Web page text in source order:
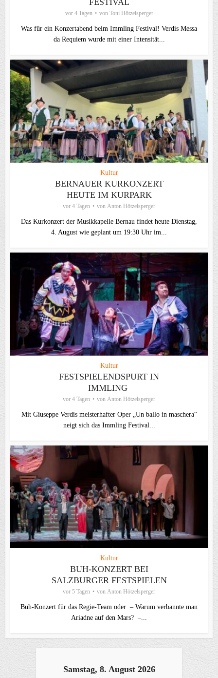
vor 4 Tagen von Toni Hötzelsperger
Was für ein Konzertabend beim Immling Festival! Verdis Messa
da Requiem wurde mit einer Intensität...
Kultur
BERNAUER KURKONZERT
HEUTE IM KURPARK
vor 4 Tagen von Anton Hötzelsperger
Das Kurkonzert der Musikkapelle Bernau findet heute Dienstag,
4. August wie geplant um 19:30 Uhr im...
Kultur
FESTSPIELENDSPURT IN
IMMLING
vor 4 Tagen von Anton Hötzelsperger
Mit Giuseppe Verdis meisterhafter Oper „Un ballo in maschera“
neigt sich das Immling Festival...
Kultur
BUH-KONZERT BEI
SALZBURGER FESTSPIELEN
vor 5 Tagen von Anton Hötzelsperger
Buh-Konzert für das Regie-Team oder – Warum verbannte man
Ariadne auf den Mars? –...
Samstag, 8. August 2026